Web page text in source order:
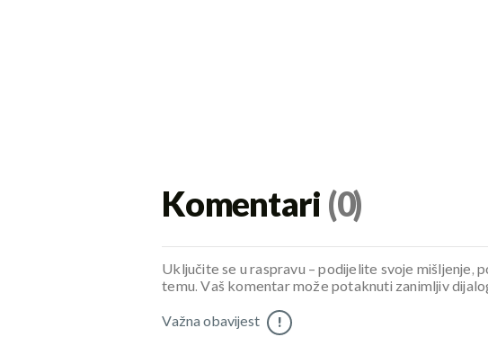
Komentari (0)
Uključite se u raspravu – podijelite svoje mišljenje,
temu. Vaš komentar može potaknuti zanimljiv
Važna obavijest !